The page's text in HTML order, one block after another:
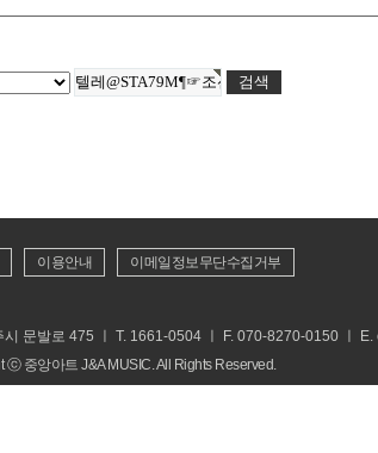
이용안내
이메일정보무단수집거부
문발로 475 ㅣ T. 1661-0504 ㅣ F. 070-8270-0150 ㅣ
ⓒ 중앙아트 J&A MUSIC. All Rights Reserved.